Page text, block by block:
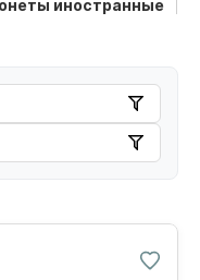
иностранные